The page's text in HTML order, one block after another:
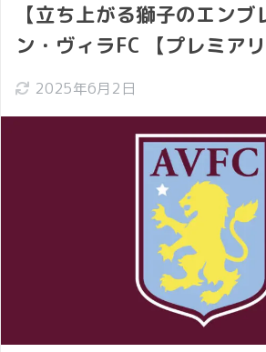
【立ち上がる獅子のエン
ン・ヴィラFC 【プレミアリ
2025年6月2日